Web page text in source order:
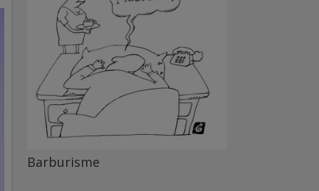
Barburisme